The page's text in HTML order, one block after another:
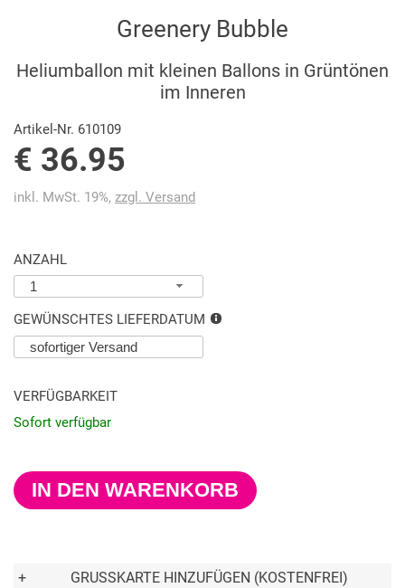
Greenery Bubble
Heliumballon mit kleinen Ballons in Grüntönen
im Inneren
Artikel-Nr. 610109
€ 36.95
inkl. MwSt. 19%, zzgl. Versand
ANZAHL
1
GEWÜNSCHTES LIEFERDATUM
VERFÜGBARKEIT
Sofort verfügbar
IN DEN WARENKORB
+ GRUSSKARTE HINZUFÜGEN (KOSTENFREI)